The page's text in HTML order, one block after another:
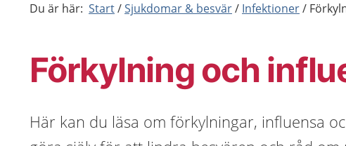
Du är här: Start Sjukdomar & besvär Infektioner
Förkylning och
Här kan du läsa om förkylningar, influensa